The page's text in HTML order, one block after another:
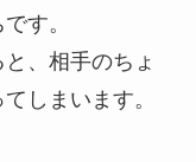
す。
、相手のちょ
しまいます。